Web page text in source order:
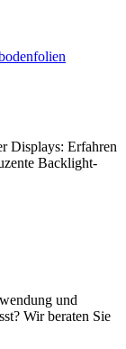
Displays: Erfahren
Backlight-
und
Wir beraten Sie